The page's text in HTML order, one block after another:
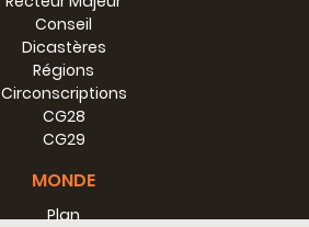
Conseil
Dicastères
Régions
Circonscriptions
CG28
CG29
MONDE
Plan